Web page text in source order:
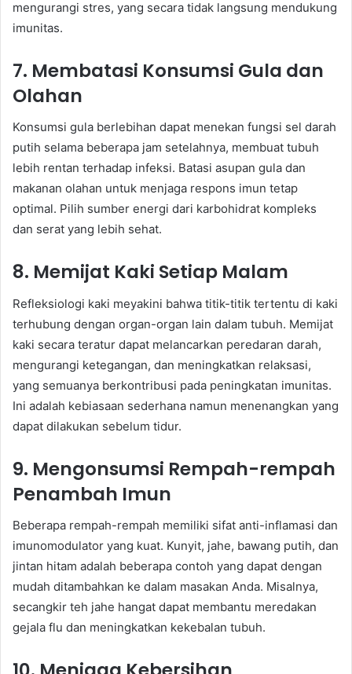
mengurangi stres, yang secara tidak langsung mendukung
imunitas.
7. Membatasi Konsumsi Gula dan
Olahan
Konsumsi gula berlebihan dapat menekan fungsi sel darah
putih selama beberapa jam setelahnya, membuat tubuh
lebih rentan terhadap infeksi. Batasi asupan gula dan
makanan olahan untuk menjaga respons imun tetap
optimal. Pilih sumber energi dari karbohidrat kompleks
dan serat yang lebih sehat.
8. Memijat Kaki Setiap Malam
Refleksiologi kaki meyakini bahwa titik-titik tertentu di kaki
terhubung dengan organ-organ lain dalam tubuh. Memijat
kaki secara teratur dapat melancarkan peredaran darah,
mengurangi ketegangan, dan meningkatkan relaksasi,
yang semuanya berkontribusi pada peningkatan imunitas.
Ini adalah kebiasaan sederhana namun menenangkan yang
dapat dilakukan sebelum tidur.
9. Mengonsumsi Rempah-rempah
Penambah Imun
Beberapa rempah-rempah memiliki sifat anti-inflamasi dan
imunomodulator yang kuat. Kunyit, jahe, bawang putih, dan
jintan hitam adalah beberapa contoh yang dapat dengan
mudah ditambahkan ke dalam masakan Anda. Misalnya,
secangkir teh jahe hangat dapat membantu meredakan
gejala flu dan meningkatkan kekebalan tubuh.